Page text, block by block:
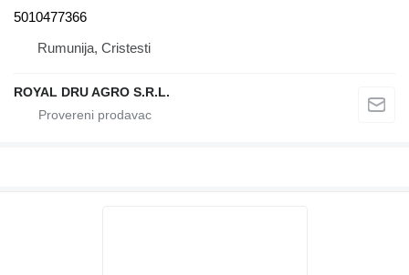
5010477366
Rumunija, Cristesti
ROYAL DRU AGRO S.R.L.